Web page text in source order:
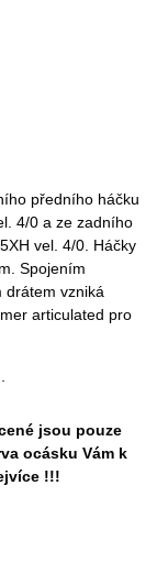
předního háčku
4/0 a ze zadního
vel. 4/0. Háčky
Spojením
drátem vzniká
articulated pro
jsou pouze
ocásku Vám k
!!!